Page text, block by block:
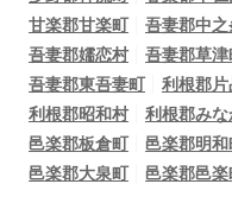
甘楽郡甘楽町
吾妻郡中之
吾妻郡嬬恋村
吾妻郡草津
吾妻郡東吾妻町
利根郡片
利根郡昭和村
利根郡み
邑楽郡板倉町
邑楽郡明和
邑楽郡大泉町
邑楽郡邑楽